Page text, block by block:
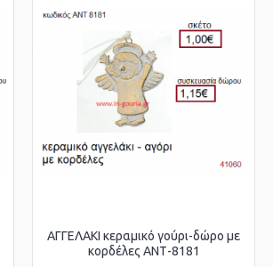
ΑΓΓΕΛΑΚΙ κεραμικό γούρι-δώρο με
κορδέλες ΑΝΤ-8181